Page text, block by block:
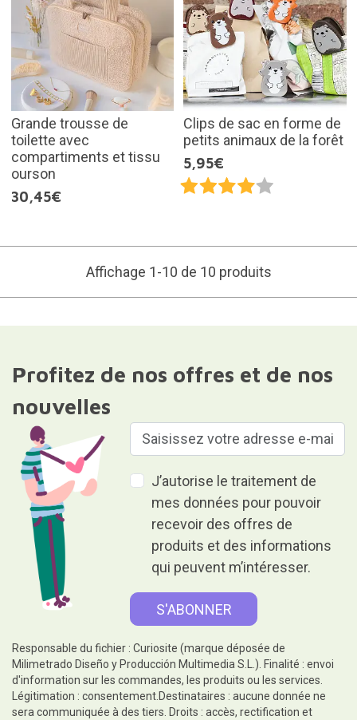
Grande trousse de
toilette avec
compartiments et tissu
ourson
30,45€
Clips de sac en forme de
petits animaux de la forêt
5,95€
Affichage 1-10 de 10 produits
Profitez de nos offres et de nos
nouvelles
J’autorise le traitement de
mes données pour pouvoir
recevoir des offres de
produits et des informations
qui peuvent m’intéresser.
Responsable du fichier : Curiosite (marque déposée de
Milimetrado Diseño y Producción Multimedia S.L.). Finalité : envoi
d'information sur les commandes, les produits ou les services.
Légitimation : consentement.Destinataires : aucune donnée ne
sera communiquée à des tiers. Droits : accès, rectification et